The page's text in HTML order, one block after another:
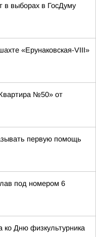
в выборах в ГосДуму
«Ерунаковская-VIII»
№50» от
первую помощь
под номером 6
ко Дню физкультурника